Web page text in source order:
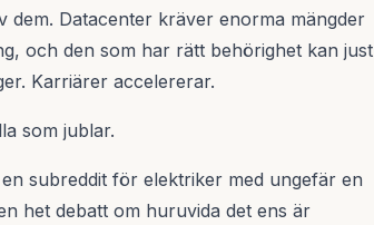
Datacenter kräver enorma mängder
och den som har rätt behörighet kan just
Karriärer accelererar.
som jublar.
subreddit för elektriker med ungefär en
het debatt om huruvida det ens är